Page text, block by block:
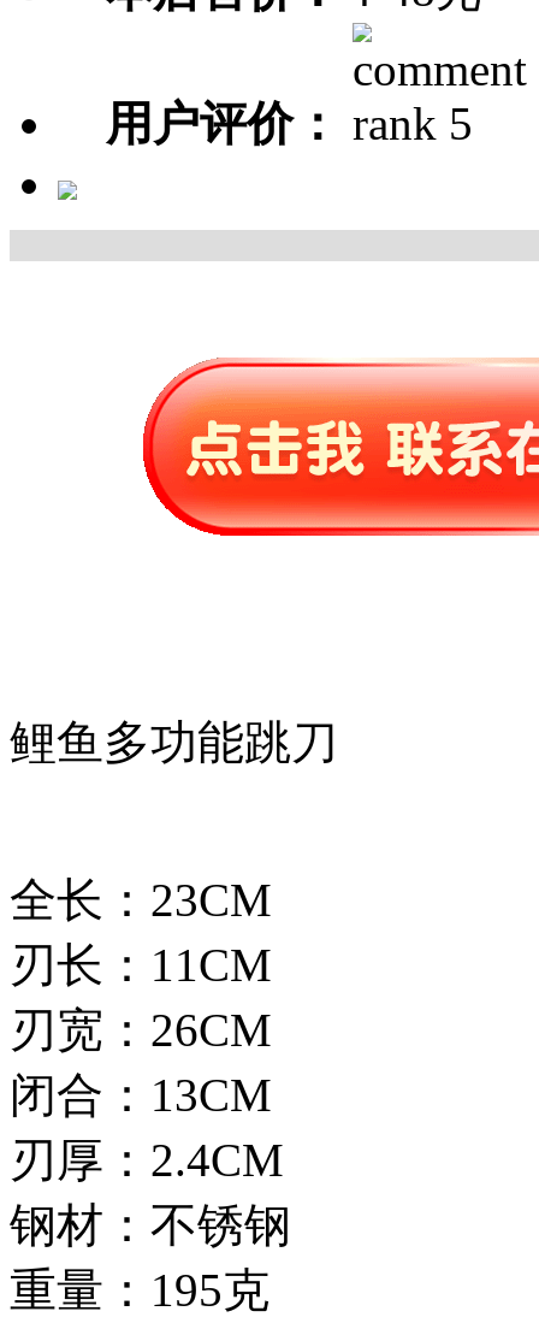
用户评价：
鲤鱼多功能跳刀
全长：23CM
刃长：11CM
刃宽：26CM
闭合：13CM
刃厚：2.4CM
钢材：不锈钢
重量：195克